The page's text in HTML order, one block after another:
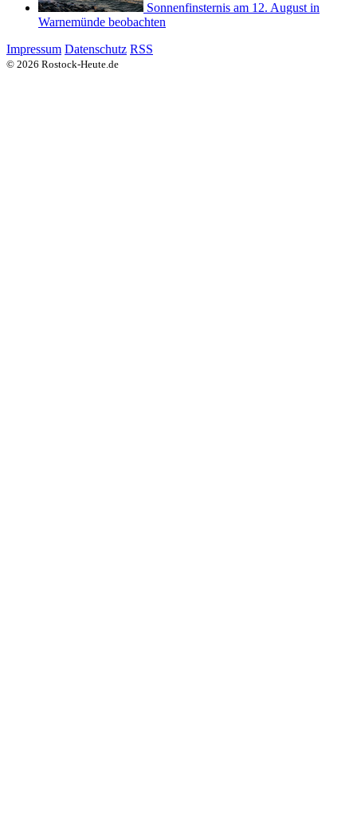
Sonnenfinsternis am 12. August in
Warnemünde beobachten
Impressum Datenschutz RSS
© 2026 Rostock-Heute.de